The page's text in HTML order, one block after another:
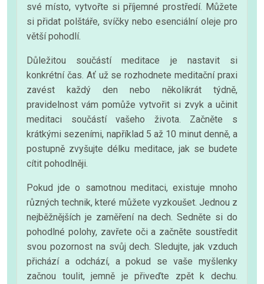
své místo, vytvořte si příjemné prostředí. Můžete
si přidat polštáře, svíčky nebo esenciální oleje pro
větší pohodlí.
Důležitou součástí meditace je nastavit si
konkrétní čas. Ať už se rozhodnete meditační praxi
zavést každý den nebo několikrát týdně,
pravidelnost vám pomůže vytvořit si zvyk a učinit
meditaci součástí vašeho života. Začněte s
krátkými sezeními, například 5 až 10 minut denně, a
postupně zvyšujte délku meditace, jak se budete
cítit pohodlněji.
Pokud jde o samotnou meditaci, existuje mnoho
různých technik, které můžete vyzkoušet. Jednou z
nejběžnějších je zaměření na dech. Sedněte si do
pohodlné polohy, zavřete oči a začněte soustředit
svou pozornost na svůj dech. Sledujte, jak vzduch
přichází a odchází, a pokud se vaše myšlenky
začnou toulit, jemně je přiveďte zpět k dechu.